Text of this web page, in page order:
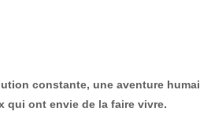
constante, une aventure
qui ont envie de la faire vivre.